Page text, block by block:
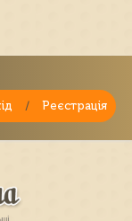
/ Реєстрація